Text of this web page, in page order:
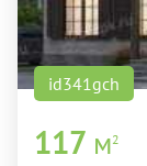
id341gch
117 м2